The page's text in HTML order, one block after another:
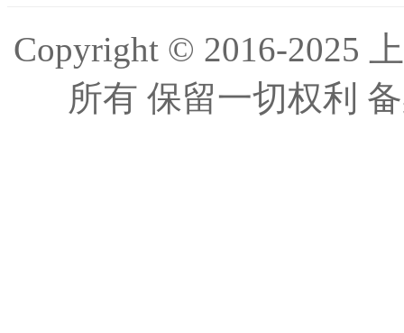
Copyright © 2016-2025
所有 保留一切权利